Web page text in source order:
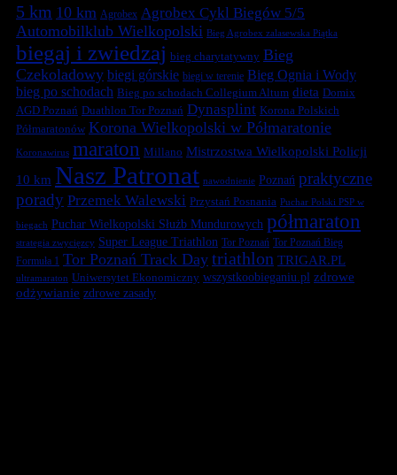
5 km 10 km Agrobex Agrobex Cykl Biegów 5/5
Automobilklub Wielkopolski Bieg Agrobex zalasewska Piątka
biegaj i zwiedzaj bieg charytatywny Bieg
Czekoladowy biegi górskie biegi w terenie Bieg Ognia i Wody
bieg po schodach Bieg po schodach Collegium Altum dieta Domix
AGD Poznań Duathlon Tor Poznań Dynasplint Korona Polskich
Półmaratonów Korona Wielkopolski w Półmaratonie
Koronawirus maraton Millano Mistrzostwa Wielkopolski Policji
10 km Nasz Patronat nawodnienie Poznań praktyczne
porady Przemek Walewski Przystań Posnania Puchar Polski PSP w
biegach Puchar Wielkopolski Służb Mundurowych półmaraton
strategia zwycięzcy Super League Triathlon Tor Poznań Tor Poznań Bieg
Formuła 1 Tor Poznań Track Day triathlon TRIGAR.PL
ultramaraton Uniwersytet Ekonomiczny wszystkoobieganiu.pl zdrowe
odżywianie zdrowe zasady